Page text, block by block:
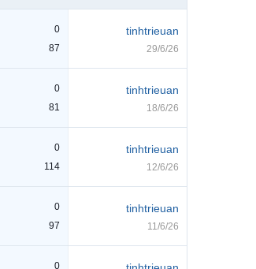
0
87
tinhtrieuan
29/6/26
0
81
tinhtrieuan
18/6/26
0
114
tinhtrieuan
12/6/26
0
97
tinhtrieuan
11/6/26
0